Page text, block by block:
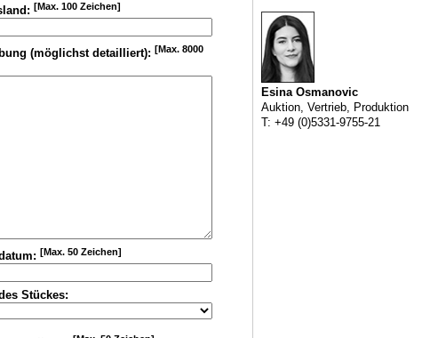
[Max. 100 Zeichen]
(möglichst detailliert): [Max. 8000
[Max. 50 Zeichen]
Stückes:
Esina Osmanovic
Auktion, Vertrieb, Produktion
T: +49 (0)5331-9755-21